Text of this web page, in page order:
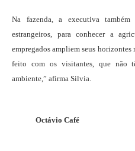
Na fazenda, a executiva também
estrangeiros, para conhecer a
empregados ampliem seus horizontes
feito com os visitantes, que não
ambiente,” afirma Silvia.
Octávio Café